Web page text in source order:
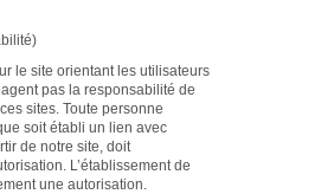
le site orientant les utilisateurs
pas la responsabilité de
sites. Toute personne
soit établi un lien avec
de notre site, doit
L’établissement de
une autorisation.